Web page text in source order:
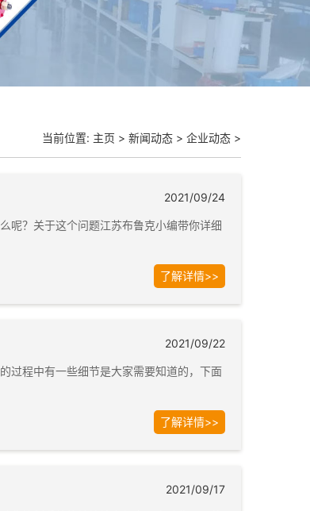
当前位置: 主页 > 新闻动态 > 企业动态 >
2021/09/24
呢？关于这个问题江苏布鲁克小编带你详细
了解详情>>
2021/09/22
过程中有一些细节是大家需要知道的，下面
了解详情>>
2021/09/17